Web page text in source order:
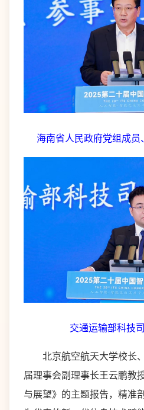
海南省人民政府党组成
交通运输部科技
北京航空航天大学校长、
届理事会副理事长王云鹏教
与展望》的主题报告，精准